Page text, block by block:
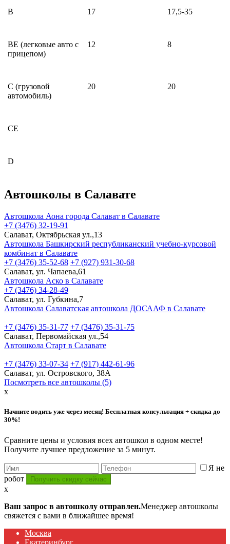
B 17 17,5-35
BE (легковые авто с
прицепом)
12 8
C (грузовой
автомобиль)
20 20
CE
D
Автошколы в Салавате
Автошкола Аона города Салават в Салавате
+7 (3476) 32-19-91
Салават, Октябрьская ул.,13
Автошкола Башкирский республиканский учебно-курсовой
комбинат в Салавате
+7 (3476) 35-52-68 +7 (927) 931-30-68
Салават, ул. Чапаева,61
Автошкола Аско в Салавате
+7 (3476) 34-28-49
Салават, ул. Губкина,7
Автошкола Салаватская автошкола ДОСААФ в Салавате
+7 (3476) 35-31-77 +7 (3476) 35-31-75
Салават, Первомайская ул.,54
Автошкола Старт в Салавате
+7 (3476) 33-07-34 +7 (917) 442-61-96
Салават, ул. Островского, 38А
Посмотреть все автошколы (5)
x
Начните водить уже через месяц! Бесплатная консультация + скидка до
30%!
Сравните цены и условия всех автошкол в одном месте!
Получите лучшее предложение за 5 минут.
Я не
робот
x
Ваш запрос в автошколу отправлен.Менеджер автошколы
свяжется с вами в ближайшее время!
Москва
Екатеринбург